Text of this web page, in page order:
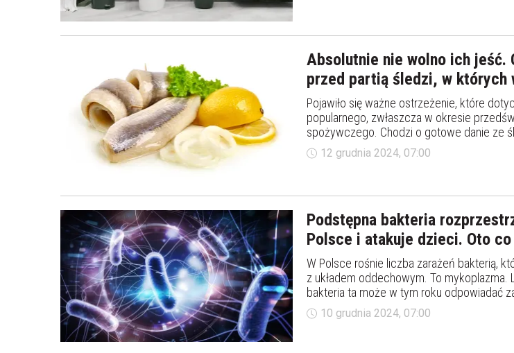
Absolutnie nie wolno ich jeść.
przed partią śledzi, w których
Pojawiło się ważne ostrzeżenie, które
popularnego, zwłaszcza w okresie
spożywczego. Chodzi o gotowe danie ze
Inspektorat Sanitarny ogłosił, że w partii
groźną bakterię.&nbsp;
12 grudnia 2024, 07:00
Podstępna bakteria
Polsce i atakuje dzieci. Oto
W Polsce rośnie liczba zarażeń bakterią,
z układem oddechowym. To mykoplazma.
bakteria ta może w tym roku odpowiadać
zakażeń, co daje wynik o wiele większy niż
poprzednich.&nbsp;
10 grudnia 2024, 07:00